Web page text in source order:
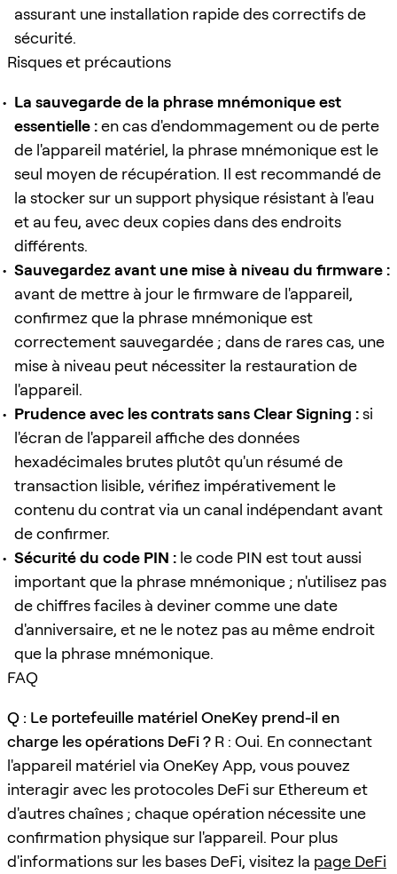
assurant une installation rapide des correctifs de
sécurité.
Risques et précautions
La sauvegarde de la phrase mnémonique est
essentielle :en cas d'endommagement ou de perte
de l'appareil matériel, la phrase mnémonique est le
seul moyen de récupération. Il est recommandé de
la stocker sur un support physique résistant à l'eau
et au feu, avec deux copies dans des endroits
différents.
Sauvegardez avant une mise à niveau du firmware :
avant de mettre à jour le firmware de l'appareil,
confirmez que la phrase mnémonique est
correctement sauvegardée ; dans de rares cas, une
mise à niveau peut nécessiter la restauration de
l'appareil.
Prudence avec les contrats sans Clear Signing :si
l'écran de l'appareil affiche des données
hexadécimales brutes plutôt qu'un résumé de
transaction lisible, vérifiez impérativement le
contenu du contrat via un canal indépendant avant
de confirmer.
Sécurité du code PIN : le code PIN est tout aussi
important que la phrase mnémonique ; n'utilisez pas
de chiffres faciles à deviner comme une date
d'anniversaire, et ne le notez pas au même endroit
que la phrase mnémonique.
FAQ
Q : Le portefeuille matériel OneKey prend-il en
charge les opérations DeFi ? R : Oui. En connectant
l'appareil matériel via OneKey App, vous pouvez
interagir avec les protocoles DeFi sur Ethereum et
d'autres chaînes ; chaque opération nécessite une
confirmation physique sur l'appareil. Pour plus
d'informations sur les bases DeFi, visitez la page DeFi